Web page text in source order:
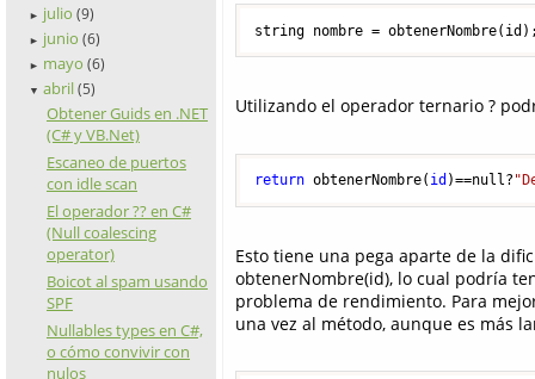
► julio (9)
► junio (6)
► mayo (6)
▼ abril (5)
Obtener Guids en .NET
(C# y VB.Net)
Escaneo de puertos
con idle scan
El operador ?? en C#
(Null coalescing
operator)
Boicot al spam usando
SPF
Nullables types en C#,
o cómo convivir con
nulos
string nombre =
Utilizando el operador ternario ?
return obtenerNombre( id )==null?
Esto tiene una pega aparte de la
obtenerNombre(id), lo cual podría
problema de rendimiento. Para
una vez al método, aunque es más